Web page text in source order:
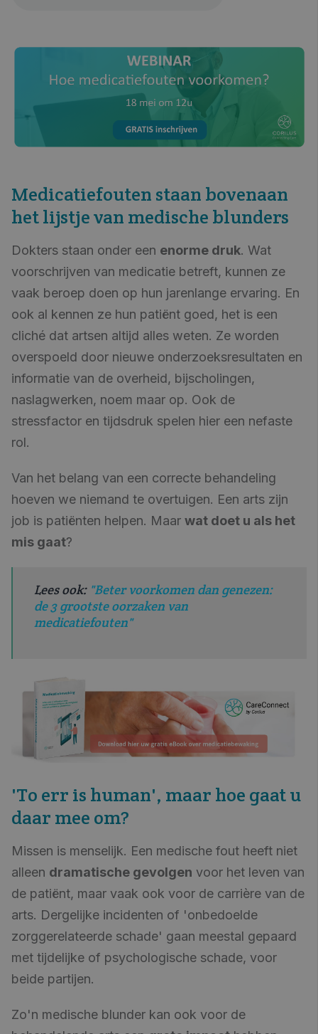
Medicatiefouten staan bovenaan
het lijstje van medische blunders
Dokters staan onder een enorme druk. Wat
voorschrijven van medicatie betreft, kunnen ze
vaak beroep doen op hun jarenlange ervaring. En
ook al kennen ze hun patiënt goed, het is een
cliché dat artsen altijd alles weten. Ze worden
overspoeld door nieuwe onderzoeksresultaten en
informatie van de overheid, bijscholingen,
naslagwerken, noem maar op. Ook de
stressfactor en tijdsdruk spelen hier een nefaste
rol.
Van het belang van een correcte behandeling
hoeven we niemand te overtuigen. Een arts zijn
job is patiënten helpen. Maar wat doet u als het
mis gaat?
Lees ook: "Beter voorkomen dan genezen:
de 3 grootste oorzaken van
medicatiefouten"
'To err is human', maar hoe gaat u
daar mee om?
Missen is menselijk. Een medische fout heeft niet
alleen dramatische gevolgen voor het leven van
de patiënt, maar vaak ook voor de carrière van de
arts. Dergelijke incidenten of 'onbedoelde
zorggerelateerde schade' gaan meestal gepaard
met tijdelijke of psychologische schade, voor
beide partijen.
Zo'n medische blunder kan ook voor de